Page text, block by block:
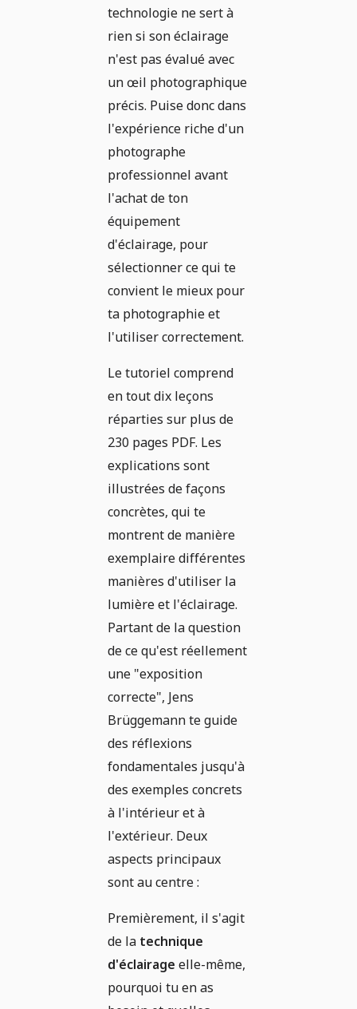
technologie ne sert à
rien si son éclairage
n'est pas évalué avec
un œil photographique
précis. Puise donc dans
l'expérience riche d'un
photographe
professionnel avant
l'achat de ton
équipement
d'éclairage, pour
sélectionner ce qui te
convient le mieux pour
ta photographie et
l'utiliser correctement.
Le tutoriel comprend
en tout dix leçons
réparties sur plus de
230 pages PDF. Les
explications sont
illustrées de façons
concrètes, qui te
montrent de manière
exemplaire différentes
manières d'utiliser la
lumière et l'éclairage.
Partant de la question
de ce qu'est réellement
une "exposition
correcte", Jens
Brüggemann te guide
des réflexions
fondamentales jusqu'à
des exemples concrets
à l'intérieur et à
l'extérieur. Deux
aspects principaux
sont au centre :
Premièrement, il s'agit
de la technique
d'éclairage elle-même,
pourquoi tu en as